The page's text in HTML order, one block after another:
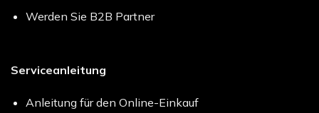
Werden Sie B2B Partner
Serviceanleitung
Anleitung für den Online-Einkauf